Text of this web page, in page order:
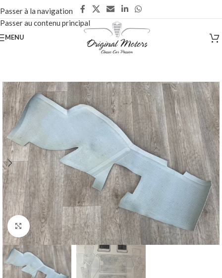
Passer à la navigation
Passer au contenu principal
MENU
Cliquez pour agrandir